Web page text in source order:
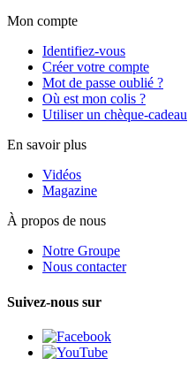
Mon compte
Identifiez-vous
Créer votre compte
Mot de passe oublié ?
Où est mon colis ?
Utiliser un chèque-cadeau
En savoir plus
Vidéos
Magazine
À propos de nous
Notre Groupe
Nous contacter
Suivez-nous sur